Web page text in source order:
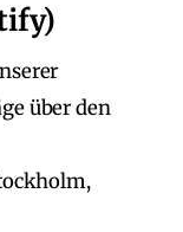
über den